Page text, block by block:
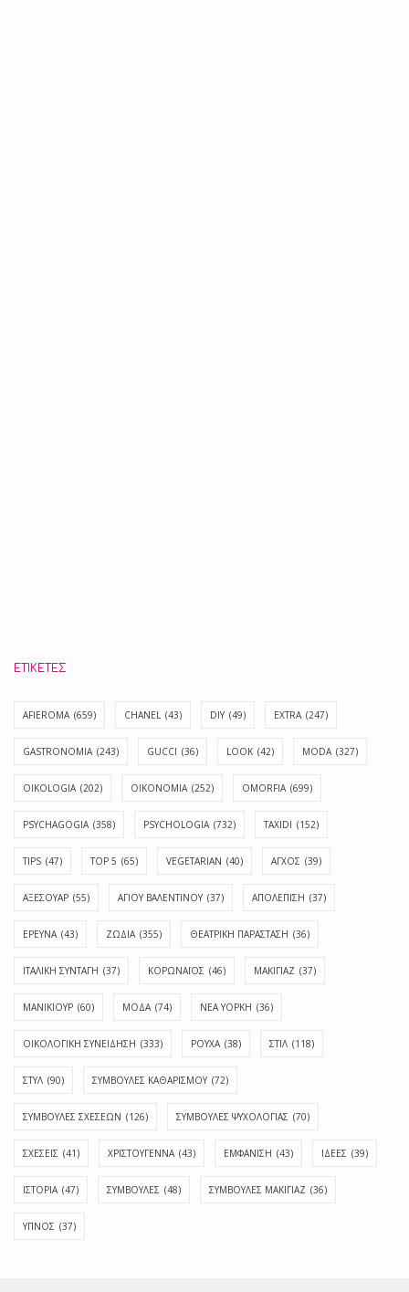
ΕΤΙΚΈΤΕΣ
AFIEROMA (659) CHANEL (43) DIY (49) EXTRA (247)
GASTRONOMIA (243) GUCCI (36) LOOK (42) MODA (327)
OIKOLOGIA (202) OIKONOMIA (252) OMORFIA (699)
PSYCHAGOGIA (358) PSYCHOLOGIA (732) TAXIDI (152)
TIPS (47) TOP 5 (65) VEGETARIAN (40) ΑΓΧΟΣ (39)
ΑΞΕΣΟΥΑΡ (55) ΑΓΊΟΥ ΒΑΛΕΝΤΊΝΟΥ (37) ΑΠΟΛΈΠΙΣΗ (37)
ΕΡΕΥΝΑ (43) ΖΩΔΙΑ (355) ΘΕΑΤΡΙΚΗ ΠΑΡΑΣΤΑΣΗ (36)
ΙΤΑΛΙΚΗ ΣΥΝΤΑΓΗ (37) ΚΟΡΩΝΑΪΟΣ (46) ΜΑΚΙΓΙΑΖ (37)
ΜΑΝΙΚΙΟΥΡ (60) ΜΟΔΑ (74) ΝΕΑ ΥΟΡΚΗ (36)
ΟΙΚΟΛΟΓΙΚΗ ΣΥΝΕΙΔΗΣΗ (333) ΡΟΥΧΑ (38) ΣΤΙΛ (118)
ΣΤΥΛ (90) ΣΥΜΒΟΥΛΕΣ ΚΑΘΑΡΙΣΜΟΥ (72)
ΣΥΜΒΟΥΛΕΣ ΣΧΕΣΕΩΝ (126) ΣΥΜΒΟΥΛΕΣ ΨΥΧΟΛΟΓΙΑΣ (70)
ΣΧΕΣΕΙΣ (41) ΧΡΙΣΤΟΥΓΕΝΝΑ (43) ΕΜΦΆΝΙΣΗ (43) ΙΔΈΕΣ (39)
ΙΣΤΟΡΊΑ (47) ΣΥΜΒΟΥΛΈΣ (48) ΣΥΜΒΟΥΛΈΣ ΜΑΚΙΓΙΆΖ (36)
ΎΠΝΟΣ (37)